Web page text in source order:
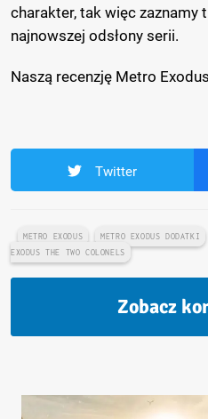
charakter, tak więc zaznamy
najnowszej odsłony serii.
Naszą recenzję Metro
Twitter
METRO EXODUS METRO EXODUS DODATKI
EXODUS THE TWO COLONELS
Zobacz